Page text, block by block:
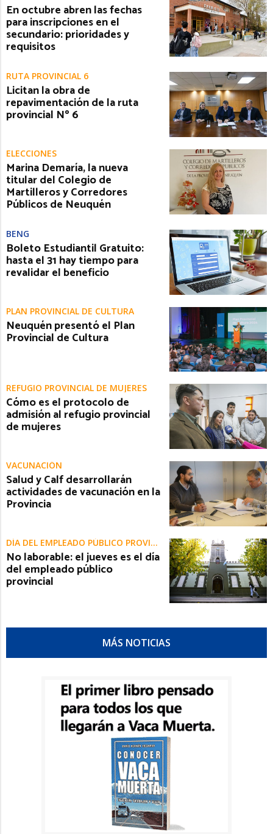
En octubre abren las fechas
para inscripciones en el
secundario: prioridades y
requisitos
RUTA PROVINCIAL 6
Licitan la obra de
repavimentación de la ruta
provincial Nº 6
ELECCIONES
Marina Demaría, la nueva
titular del Colegio de
Martilleros y Corredores
Públicos de Neuquén
BENG
Boleto Estudiantil Gratuito:
hasta el 31 hay tiempo para
revalidar el beneficio
PLAN PROVINCIAL DE CULTURA
Neuquén presentó el Plan
Provincial de Cultura
REFUGIO PROVINCIAL DE MUJERES
Cómo es el protocolo de
admisión al refugio provincial
de mujeres
VACUNACIÓN
Salud y Calf desarrollarán
actividades de vacunación en la
Provincia
DÍA DEL EMPLEADO PÚBLICO PROVINCIAL
No laborable: el jueves es el día
del empleado público
provincial
MÁS NOTICIAS